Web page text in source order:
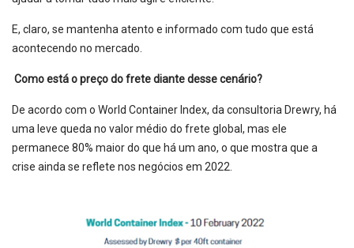
E, claro, se mantenha atento e informado com tudo que está
acontecendo no mercado.
Como está o preço do frete diante desse cenário?
De acordo com o World Container Index, da consultoria Drewry, há
uma leve queda no valor médio do frete global, mas ele
permanece 80% maior do que há um ano, o que mostra que a
crise ainda se reflete nos negócios em 2022.